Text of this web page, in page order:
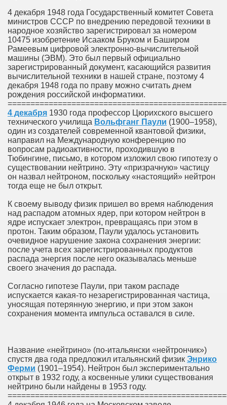
4 декабря 1948 года Государственный комитет Совета
министров СССР по внедрению передовой техники в
народное хозяйство зарегистрировал за номером
10475 изобретение Исааком Бруком и Баширом
Рамеевым цифровой электронно-вычислительной
машины (ЭВМ). Это был первый официально
зарегистрированный документ, касающийся развития
вычислительной техники в нашей стране, поэтому 4
декабря 1948 года по праву можно считать днем
рождения российской информатики.
4 декабря 1930 года профессор Цюрихского высшего
технического училища Вольфганг Паули (1900–1958),
один из создателей современной квантовой физики,
направил на Международную конференцию по
вопросам радиоактивности, проходившую в
Тюбингине, письмо, в котором изложил свою гипотезу о
существовании нейтрино. Эту «призрачную» частицу
он назвал нейтроном, поскольку «настоящий» нейтрон
тогда еще не был открыт.
К своему выводу физик пришел во время наблюдения
над распадом атомных ядер, при котором нейтрон в
ядре испускает электрон, превращаясь при этом в
протон. Таким образом, Паули удалось установить
очевидное нарушение закона сохранения энергии:
после учета всех зарегистрированных продуктов
распада энергия после него оказывалась меньше
своего значения до распада.
Согласно гипотезе Паули, при таком распаде
испускается какая-то незарегистрированная частица,
уносящая потерянную энергию, и при этом закон
сохранения момента импульса оставался в силе.
Название «нейтрино» (по-итальянски «нейтрончик»)
спустя два года предложил итальянский физик Энрико
Ферми (1901–1954). Нейтрон был экспериментально
открыт в 1932 году, а косвенные улики существования
нейтрино были найдены в 1953 году.